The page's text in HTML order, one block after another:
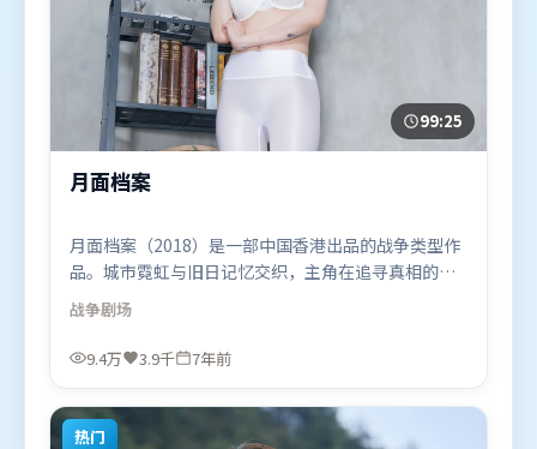
99:25
月面档案
月面档案（2018）是一部中国香港出品的战争类型作
品。城市霓虹与旧日记忆交织，主角在追寻真相的路
上不断付出代价。动作场面设计讲究空间与节奏，文
戏部分同样扎实耐嚼。由北野武执导，宋康昊、提莫
西·查拉米、秦海璐，胡歌等联袂出演。影片于2018
喜欢战争题材的观众观看。
战争剧场
9.4万 3.9千 7年前
热门